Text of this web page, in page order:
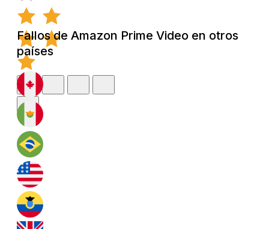
Fallos de Amazon Prime Video en otros
países